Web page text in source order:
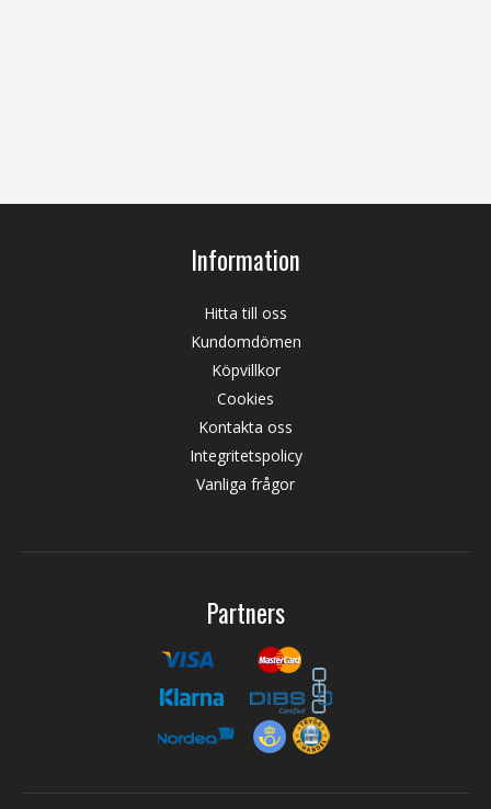
Information
Hitta till oss
Kundomdömen
Köpvillkor
Cookies
Kontakta oss
Integritetspolicy
Vanliga frågor
Partners